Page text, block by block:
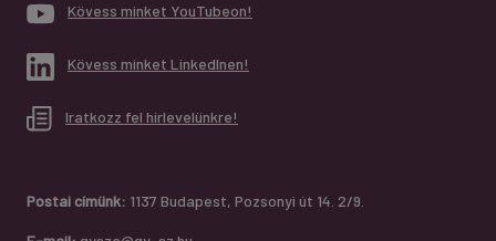
Kövess minket YouTubeon!
Kövess minket LinkedInen!
Iratkozz fel hírlevelünkre!
Postai címünk: 1137 Budapest, Pozsonyi út 14. 2/9.